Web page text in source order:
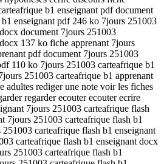
b1 enseignant pdf document
enseignant pdf 246 ko 7jours 251003
document 7jours 251003
137 ko fiche apprenant 7jours
pdf document 7jours 251003
110 ko 7jours 251003 carteafrique b1
251003 carteafrique b1 apprenant
adultes rediger une note voir les fiches
regarder ecouter ecouter ecrire
7jours 251003 carteafrique flash
7jours 251003 carteafrique flash b1
carteafrique flash b1 enseignant
carteafrique flash b1 enseignant docx
251003 carteafrique flash b1